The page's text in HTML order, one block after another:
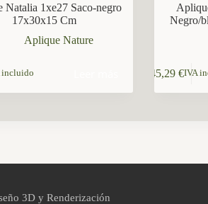
Natalia 1xe27 Saco-negro
17x30x15 Cm
Aplique Nature
incluido
Negro/
45,29€IVA
3D y Renderización